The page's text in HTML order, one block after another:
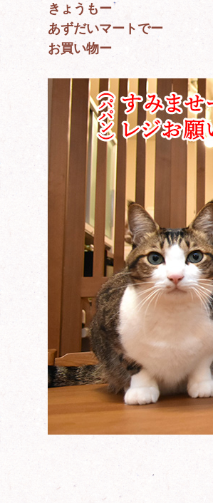
きょうもー
あずだいマートでー
お買い物ー